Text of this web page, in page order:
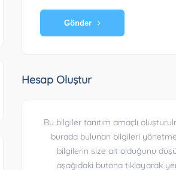
Gönder
Hesap Oluştur
Bu bilgiler tanıtım amaçlı
burada bulunan bilgileri
bilgilerin size ait olduğunu
aşağıdaki butona tıklayarak